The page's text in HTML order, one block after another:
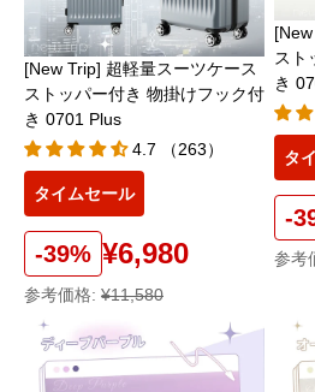
[New Trip] 超軽量スーツケース
ストッパー付き 物掛けフック付
き 0701 Plus
4.7 （263）
タイムセール
-39% ¥6,980
参考価格: ¥11,580
スト
き
タ
-
参考